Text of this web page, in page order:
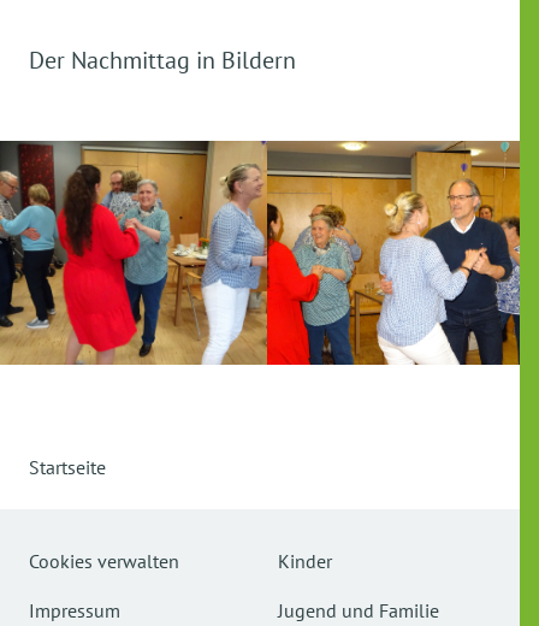
Der Nachmittag in Bildern
Startseite
Cookies verwalten
Impressum
Kinder
Jugend und Familie